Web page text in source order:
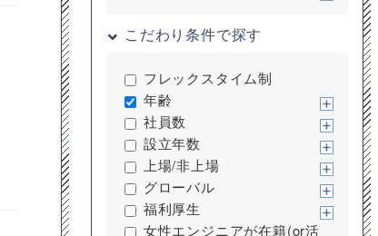
こだわり条件で探す
フレックスタイム制
年齢
社員数
設立年数
上場/非上場
グローバル
福利厚生
女性エンジニアが在籍(or活